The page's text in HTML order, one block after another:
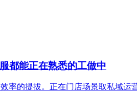
都能正在熟悉的工做中
率的提拔。正在门店场景取私域